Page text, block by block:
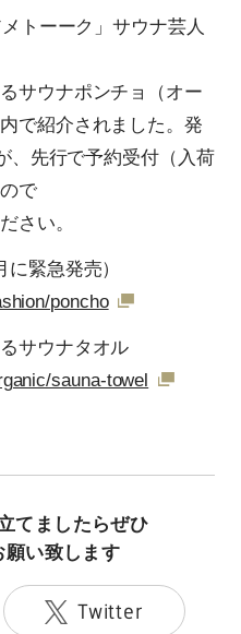
トーーク」サウナ芸人
サウナポンチョ（オー
で紹介されました。発
、先行で予約受付（入荷
で
さい。
緊急発売）
poncho
サウナタオル
sauna-towel
てましたらぜひ
願い致します
Twitter